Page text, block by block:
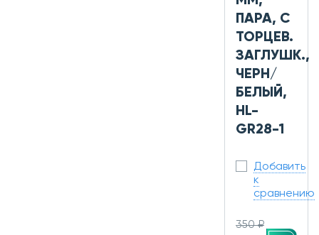
ПАРА, С
ТОРЦЕВ.
ЗАГЛУШК.,
ЧЕРН/
БЕЛЫЙ,
HL-
GR28-1
Добавить
к
сравнению
350 ₽